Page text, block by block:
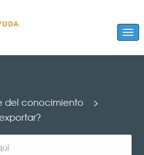
del conocimiento